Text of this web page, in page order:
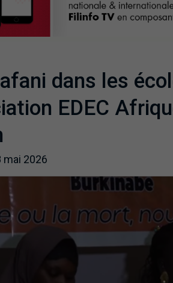
dans les
EDEC
mai 2026